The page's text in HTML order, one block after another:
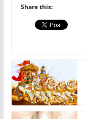
Share this: